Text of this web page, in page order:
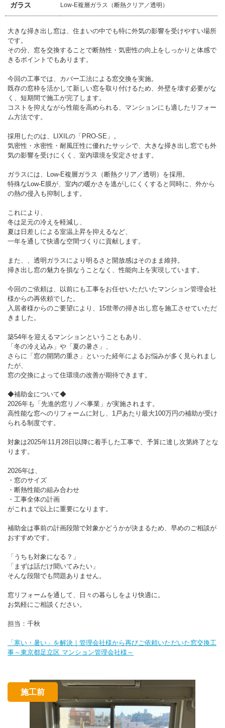
ガラス Low-E複層ガラス（断熱クリア／透明）
大きな掃き出し窓は、住まいの中でも特に外気の影響を受けやすい場所
です。
その分、窓を交換することで断熱性・気密性の向上をしっかりと体感で
きるポイントでもあります。
今回の工事では、カバー工法による窓交換を実施。
既存の窓枠を活かして新しい窓を取り付けるため、外壁を壊す必要がな
く、短期間で施工が完了します。
コストを抑えながら性能を高められる、マンションにも適したリフォー
ム方法です。
採用したのは、LIXILの「PRO-SE」。
気密性・水密性・耐風圧性に優れたサッシで、大きな掃き出し窓でも外
気の影響を受けにくく、室内環境を安定させます。
ガラスには、Low-E複層ガラス（断熱クリア／透明）を採用。
特殊なLow-E膜が、室内の暖かさを逃がしにくくすると同時に、外から
の熱の侵入も抑制します。
これにより、
冬は足元の冷えを軽減し、
夏は日差しによる室温上昇を抑えるなど、
一年を通して快適な空間づくりに貢献します。
また、、透明ガラスにより明るさと開放感はそのまま維持。
掃き出し窓の魅力を損なうことなく、性能向上を実現しています。
今回のご依頼は、以前にも工事をお任せいただいたマンション管理会社
様からの再依頼でした。
入居者様からのご要望により、15世帯の掃き出し窓を施工させていただ
きました。
築54年を迎えるマンションということもあり、
「冬の冷え込み」や「夏の暑さ」、
さらに「窓の開閉の重さ」といった経年によるお悩みが多く見られまし
たが、
窓の交換によって住環境の改善が期待できます。
◆補助金について◆
2026年も「先進的窓リノベ事業」が実施されます。
高性能な窓へのリフォームに対し、1戸あたり最大100万円の補助が受け
られる制度です。
対象は2025年11月28日以降に着手した工事で、予算に達し次第終了とな
ります。
2026年は、
・窓のサイズ
・断熱性能の組み合わせ
・工事全体の計画
がこれまで以上に重要になります。
補助金は事前の計画段階で対象かどうかが決まるため、早めのご相談が
おすすめです。
「うちも対象になる？」
「まずは話だけ聞いてみたい」
そんな段階でも問題ありません。
窓リフォームを通して、日々の暮らしをより快適に。
お気軽にご相談ください。
担当：千秋
「寒い・暑い」を解決｜管理会社様から再びご依頼いただいた窓交換工
事～東京都足立区 マンション管理会社様～
施工前